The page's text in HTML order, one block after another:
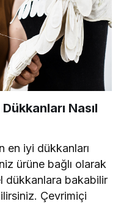
Nasıl
en iyi dükkanları
ürüne bağlı olarak
dükkanlara bakabilir
Çevrimiçi